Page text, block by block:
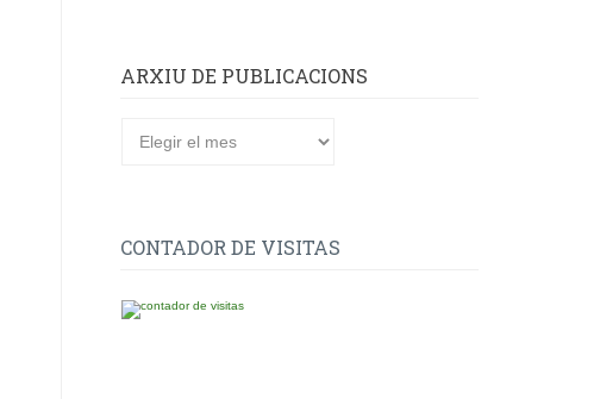
ARXIU DE PUBLICACIONS
CONTADOR DE VISITAS